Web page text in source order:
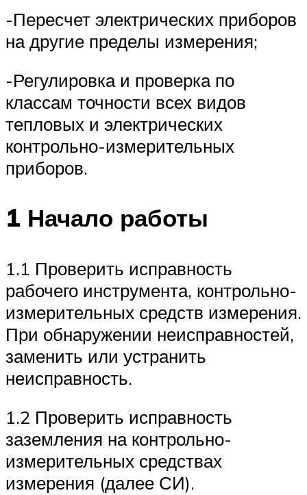
-Пересчет электрических приборов
на другие пределы измерения;
-Регулировка и проверка по
классам точности всех видов
тепловых и электрических
контрольно-измерительных
приборов.
1 Начало работы
1.1 Проверить исправность
рабочего инструмента, контрольно-
измерительных средств измерения.
При обнаружении неисправностей,
заменить или устранить
неисправность.
1.2 Проверить исправность
заземления на контрольно-
измерительных средствах
измерения (далее СИ).